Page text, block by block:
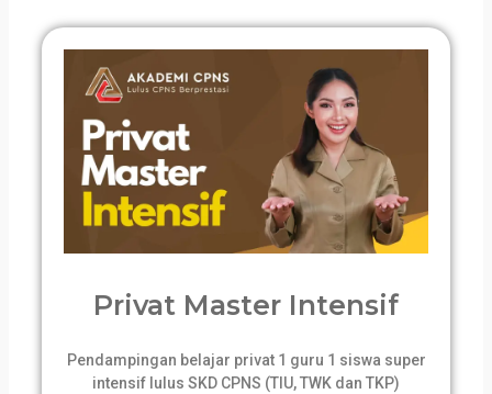
Privat Master Intensif
Pendampingan belajar privat 1 guru 1 siswa super
intensif lulus SKD CPNS (TIU, TWK dan TKP)